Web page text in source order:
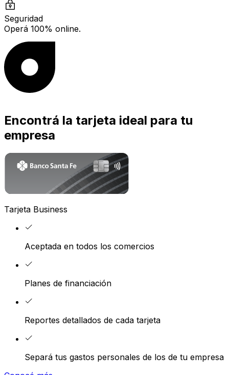
Seguridad
Operá 100% online.
Encontrá la tarjeta ideal para tu
empresa
Tarjeta Business
Aceptada en todos los comercios
Planes de financiación
Reportes detallados de cada tarjeta
Separá tus gastos personales de los de tu empresa